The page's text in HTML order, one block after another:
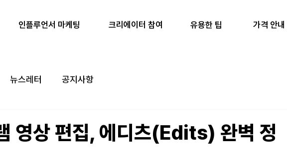
인플루언서 마케팅 크리에이터 참여 유용한 팁 가격 안내
뉴스레터 공지사항
영상 편집, 에디츠(Edits) 완벽 정